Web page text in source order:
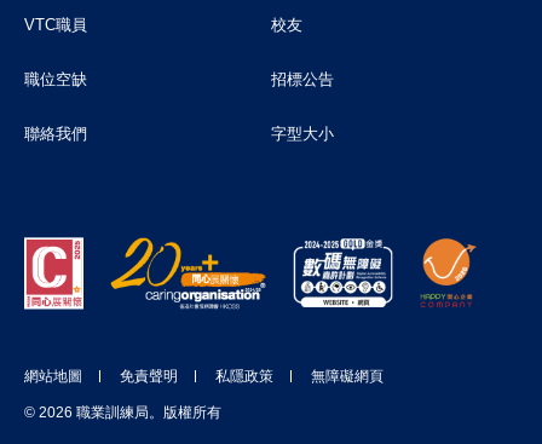
VTC職員 校友
職位空缺 招標公告
聯絡我們 字型大小
網站地圖 免責聲明 私隱政策 無障礙網頁
© 2026 職業訓練局。版權所有